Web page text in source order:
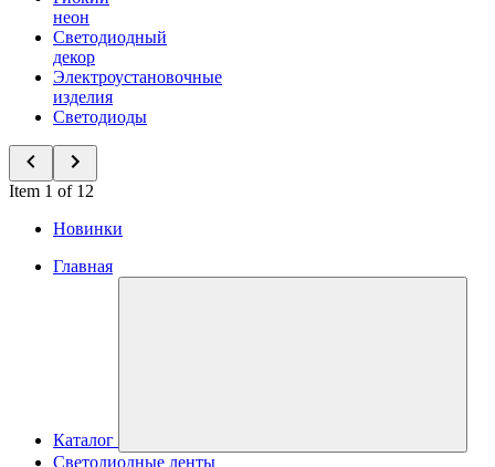
неон
Светодиодный
декор
Электроустановочные
изделия
Светодиоды
Item 1 of 12
Новинки
Главная
Каталог
Светодиодные ленты